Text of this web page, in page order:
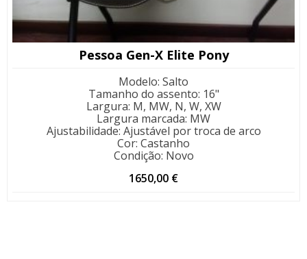
Pessoa Gen-X Elite Pony
Modelo: Salto
Tamanho do assento: 16"
Largura: M, MW, N, W, XW
Largura marcada: MW
Ajustabilidade: Ajustável por troca de arco
Cor: Castanho
Condição: Novo
1650,00 €